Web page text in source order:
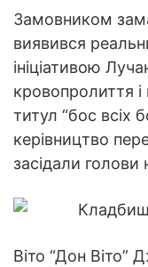
Замовником
виявився
ініціативою
кровопролиття
титул “бос всіх
керівництво
засідали голови
Віто “Дон Віто”